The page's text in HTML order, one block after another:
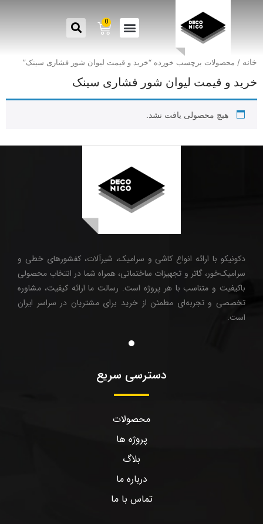
0
خانه / محصولات برچسب خورده “خرید و قیمت لیوان شور فشاری سینک”
خرید و قیمت لیوان شور فشاری سینک
هیچ محصولی یافت نشد.
دکونیکو با ارائه انواع کاشی و سرامیک، شیرآلات، کفشورهای خطی و
سرامیک‌خور، گاتر و تجهیزات ساختمانی، همراه شما در انتخاب محصولی
باکیفیت و متناسب با هر پروژه است. رسالت ما ارائه کیفیت، مشاوره
تخصصی و تجربه‌ای مطمئن از خرید برای مشتریان در سراسر ایران
است.
دسترسی سریع
محصولات
پروژه ها
بلاگ
درباره ما
تماس با ما